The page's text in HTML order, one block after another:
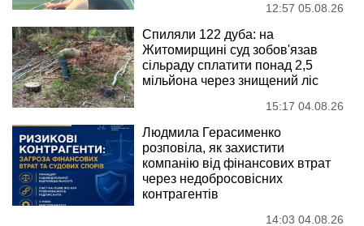
12:57 05.08.26
Спиляли 122 дуба: на
Житомирщині суд зобов'язав
сільраду сплатити понад 2,5
мільйона через знищений ліс
15:17 04.08.26
Людмила Герасименко
розповіла, як захистити
компанію від фінансових втрат
через недобросовісних
контрагентів
14:03 04.08.26